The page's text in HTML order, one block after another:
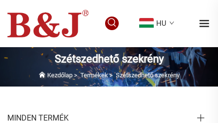
HU
Szétszedhető szekrény
Kezdőlap >Termékek>Szétszedhető szekrény
MINDEN TERMÉK